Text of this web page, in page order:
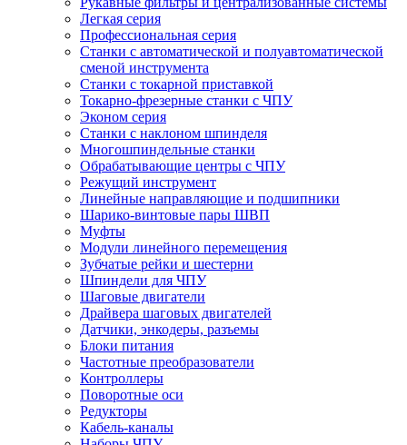
Легкая серия
Профессиональная серия
Станки с автоматической и полуавтоматической
сменой инструмента
Станки с токарной приставкой
Токарно-фрезерные станки с ЧПУ
Эконом серия
Станки с наклоном шпинделя
Многошпиндельные станки
Обрабатывающие центры с ЧПУ
Режущий инструмент
Линейные направляющие и подшипники
Шарико-винтовые пары ШВП
Муфты
Модули линейного перемещения
Зубчатые рейки и шестерни
Шпиндели для ЧПУ
Шаговые двигатели
Драйвера шаговых двигателей
Датчики, энкодеры, разъемы
Блоки питания
Частотные преобразователи
Контроллеры
Поворотные оси
Редукторы
Кабель-каналы